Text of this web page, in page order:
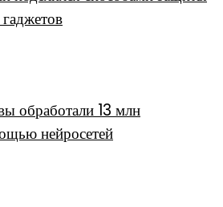
обработали 13 млн
нейросетей